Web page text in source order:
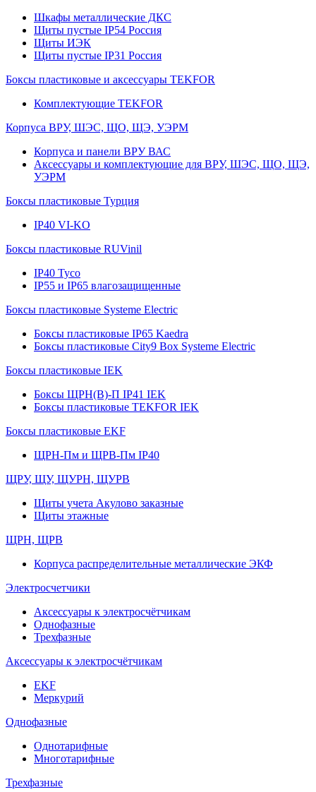
Шкафы металлические ДКС
Щиты пустые IP54 Россия
Щиты ИЭК
Щиты пустые IP31 Россия
Боксы пластиковые и аксессуары TEKFOR
Комплектующие TEKFOR
Корпуса ВРУ, ШЭС, ЩО, ЩЭ, УЭРМ
Корпуса и панели ВРУ ВАС
Аксессуары и комплектующие для ВРУ, ШЭС, ЩО, ЩЭ,
УЭРМ
Боксы пластиковые Турция
IP40 VI-KO
Боксы пластиковые RUVinil
IP40 Тусо
IP55 и IP65 влагозащищенные
Боксы пластиковые Systeme Electric
Боксы пластиковые IP65 Kaedra
Боксы пластиковые City9 Box Systeme Electric
Боксы пластиковые IEK
Боксы ЩРН(В)-П IP41 IEK
Боксы пластиковые TEKFOR IEK
Боксы пластиковые EKF
ЩРН-Пм и ЩРВ-Пм IP40
ЩРУ, ЩУ, ЩУРН, ЩУРВ
Щиты учета Акулово заказные
Щиты этажные
ЩРН, ЩРВ
Корпуса распределительные металлические ЭКФ
Электросчетчики
Аксессуары к электросчётчикам
Однофазные
Трехфазные
Аксессуары к электросчётчикам
EKF
Меркурий
Однофазные
Однотарифные
Многотарифные
Трехфазные